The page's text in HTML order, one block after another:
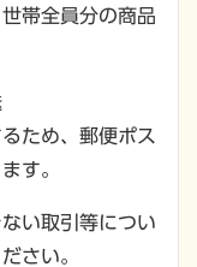
帯全員分の商品
、郵便ポス
す。
い取引等につい
さい。